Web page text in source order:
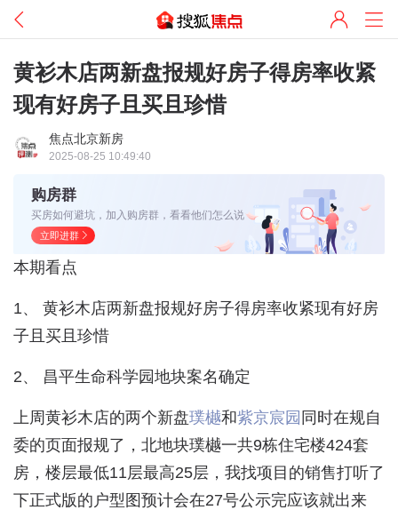
黄衫木店两新盘报规好房子得房率收紧
现有好房子且买且珍惜
焦点北京新房
2025-08-25 10:49:40
购房群
买房如何避坑，加入购房群，看看他们怎么说
立即进群
本期看点
1、 黄衫木店两新盘报规好房子得房率收紧现有好房
子且买且珍惜
2、 昌平生命科学园地块案名确定
上周黄衫木店的两个新盘璞樾和紫京宸园 同时在规自
委的页面报规了，北地块璞樾一共9栋住宅楼424套
房，楼层最低11层最高25层，我找项目的销售打听了
下正式版的户型图预计会在27号公示完应该就出来